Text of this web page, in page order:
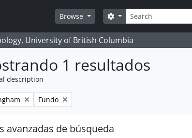
Browse
Búsqueda
Search options
University of British Columbia
1 resultados
description
Remove filter:
Fundo
avanzadas de búsqueda